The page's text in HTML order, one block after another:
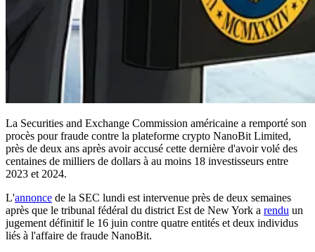
La Securities and Exchange Commission américaine a remporté son
procès pour fraude contre la plateforme crypto NanoBit Limited,
près de deux ans après avoir accusé cette dernière d'avoir volé des
centaines de milliers de dollars à au moins 18 investisseurs entre
2023 et 2024.
L'annonce de la SEC lundi est intervenue près de deux semaines
après que le tribunal fédéral du district Est de New York a rendu un
jugement définitif le 16 juin contre quatre entités et deux individus
liés à l'affaire de fraude NanoBit.